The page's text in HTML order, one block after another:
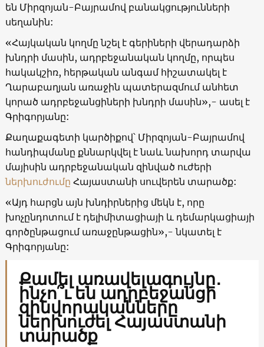
են Միրզոյան-Բայրամով բանակցությունների
սեղանին:
«Հայկական կողմը նշել է գերիների վերադարձի
խնդրի մասին, ադրբեջանական կողմը, որպես
հակակշիռ, հերթական անգամ հիշատակել է
Ղարաբաղյան առաջին պատերազմում անհետ
կորած ադրբեջանցիների խնդրի մասին»,- ասել է
Գրիգորյանը:
Քաղաքագետի կարծիքով՝ Միրզոյան-Բայրամով
հանդիպմանը քննարկվել է նաև նախորդ տարվա
մայիսին ադրբեջանական զինված ուժերի
ներխուժումը Հայաստանի սուվերեն տարածք:
«Այդ հարցն այն խնդիրներից մեկն է, որը
խոչընդոտում է դելիմիտացիայի և դեմարկացիայի
գործընթացում առաջընթացին»,- նկատել է
Գրիգորյանը:
Քամել առավելագույնը․
ինչո՞ւ են ադրբեջանցի
զինվորականները
ներխուժել Հայաստանի
տարածք